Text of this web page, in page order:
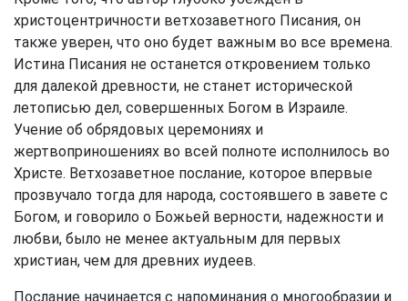
христоцентричности ветхозаветного Писания, он
также уверен, что оно будет важным во все времена.
Истина Писания не останется откровением только
для далекой древности, не станет исторической
летописью дел, совершенных Богом в Израиле.
Учение об обрядовых церемониях и
жертвоприношениях во всей полноте исполнилось во
Христе. Ветхозаветное послание, которое впервые
прозвучало тогда для народа, состоявшего в завете с
Богом, и говорило о Божьей верности, надежности и
любви, было не менее актуальным для первых
христиан, чем для древних иудеев.
Послание начинается с напоминания о многообразии и